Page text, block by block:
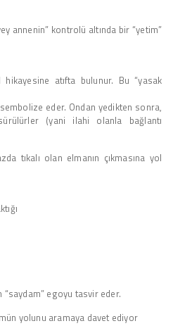
annenin” kontrolü altında bir “yetim”
hikayesine atıfta bulunur. Bu “yasak
sembolize eder. Ondan yedikten sonra,
(yani ilahi olanla bağlantı
tıkalı olan elmanın çıkmasına yol
egoyu tasvir eder.
yolunu aramaya davet ediyor